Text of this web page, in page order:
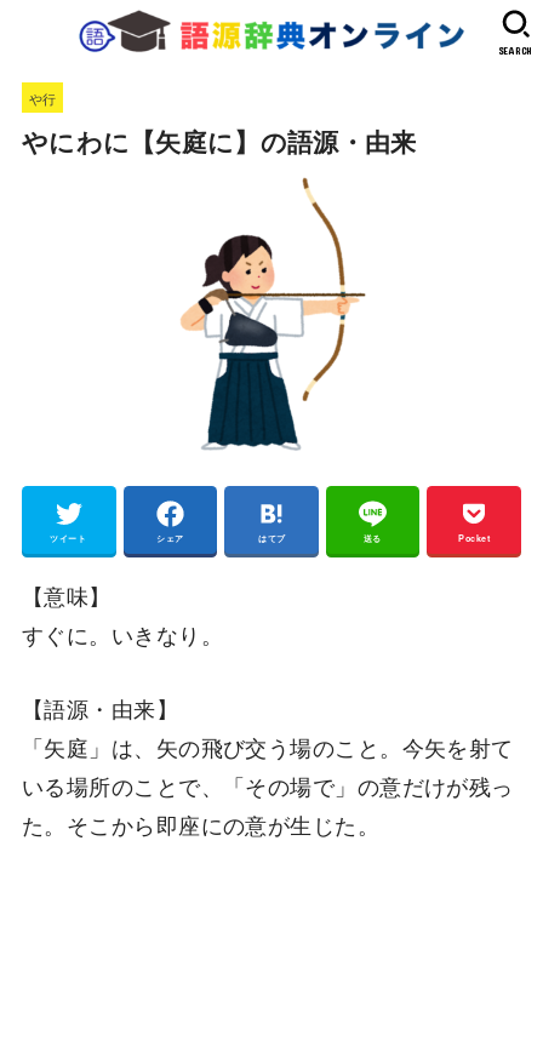
SEARCH
や行
やにわに【矢庭に】の語源・由来
ツイート シェア はてブ 送る Pocket
【意味】
すぐに。いきなり。
【語源・由来】
「矢庭」は、矢の飛び交う場のこと。今矢を射て
いる場所のことで、「その場で」の意だけが残っ
た。そこから即座にの意が生じた。